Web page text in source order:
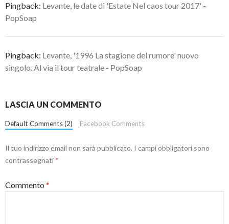
Pingback: Levante, le date di 'Estate Nel caos tour 2017' -
PopSoap
Pingback: Levante, '1996 La stagione del rumore' nuovo
singolo. Al via il tour teatrale - PopSoap
LASCIA UN COMMENTO
Default Comments (2) Facebook Comments
Il tuo indirizzo email non sarà pubblicato. I campi obbligatori sono
contrassegnati *
Commento *